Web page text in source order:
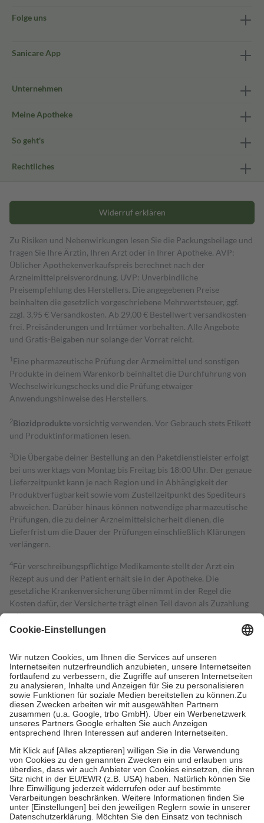
Folge uns
Sanicare App
Unternehmen
Meine Apotheke
So geht's
Rechtliches
Widerruf erklären
Zu Risiken und Nebenwirkungen lesen Sie die Packungsbeilage und
fragen Sie Ihre Ärztin, Ihren Arzt oder in Ihrer Apotheke. AVP:
Üblicher Apothekenverkaufspreis berechnet nach der
Arzneimittelpreisverordnung. UVP: Unverbindliche
Preisempfehlung des Herstellers. Die angegebenen Preise
beinhalten die gesetzlich vorgeschriebene Mehrwertsteuer, ggf.
zzgl. 3,95 € Versandkosten. Ab 29,00 € Bestell­wert versand­kosten­
frei. Preisänderungen und Irrtümer vorbehalten. Alle Angebote
und Gratis-Beigaben nur solange der Vorrat reicht.
1 Eine pharmazeutische Prüfung der Arzneimittel und sonstigen
Produkte in deinem Warenkorb beinhaltet die Durchführung von
Wechselwirkungschecks und die Prüfung etwaiger
Anwendungshinweise des Herstellers.
2Biozidproduktevorsichtig verwenden. Vor Gebrauch stets Etikett
und Produktinformationen lesen.
3Die Übergabe deiner Bestellung an den Paketdienstleister erfolgt
bei uns werktags von Montag bis Freitag bis 18:00 Uhr. Der genaue
Lieferzeitpunkt kann je nach Region und in Abhängigkeit der
Produktverfügbarkeit sowie vom Zustellzeitpunkt des Spediteurs
abweichen. Darüber hinaus können notwendige pharmazeutische
Prüfungen, die zu deiner Arzneimittelsicherheit dienen, die
Lieferfrist um die Dauer der Prüfungen einschließlich Klärungen
verlängern.
4Für verschreibungspflichtige Medikamente stellt der Arzt ein
Rezept aus und der Patient erhält sie in der Apotheke. Die
gesetzliche Krankenversicherung übernimmt in der Regel die
Kosten dafür, der Versicherte trägt einen Teil davon als Zuzahlung
mit.
Grundsätzlich leisten Mitglieder Zuzahlungen in Höhe von zehn
höchstens zehn Euro.
Es sind jedoch nie mehr als die tatsächlichen
Kosten der Leistung zu entrichten.
Diese Regeln gelten grundsätzlich auch für Online-Apotheken.
Bei Heilmitteln und häuslicher Krankenpflege beträgt die
Zuzahlung zehn Prozent der Kosten sowie zehn Euro je
Verordnung.
Um das Engagement der Versicherten für ihre eigene Gesundheit zu
stärken und die besondere Stellung der Familie zu unterstützen,
fallenkeine Zuzahlungenan bei:
• Kindern und Jugendlichen bis zum vollendeten 18. Lebensjahr
mit Ausnahme der Fahrkosten
• Untersuchungen zur Vorsorge und Früherkennung, die von der
GKV getragen werden
• empfohlenen Schutzimpfungen